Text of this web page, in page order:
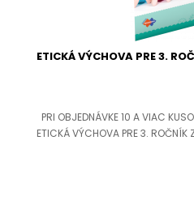
ETICKÁ VÝCHOVA PRE 3.
PRI OBJEDNÁVKE 10 A VIAC
ETICKÁ VÝCHOVA PRE 3. ROČNÍK